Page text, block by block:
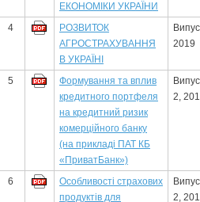
ЕКОНОМІКИ УКРАЇНИ
4
РОЗВИТОК
АГРОСТРАХУВАННЯ
В УКРАЇНІ
2019
5
Формування та вплив
кредитного портфеля
на кредитний ризик
комерційного банку
(на прикладі ПАТ КБ
«ПриватБанк»)
2,
6
Особливості страхових
продуктів для
2,